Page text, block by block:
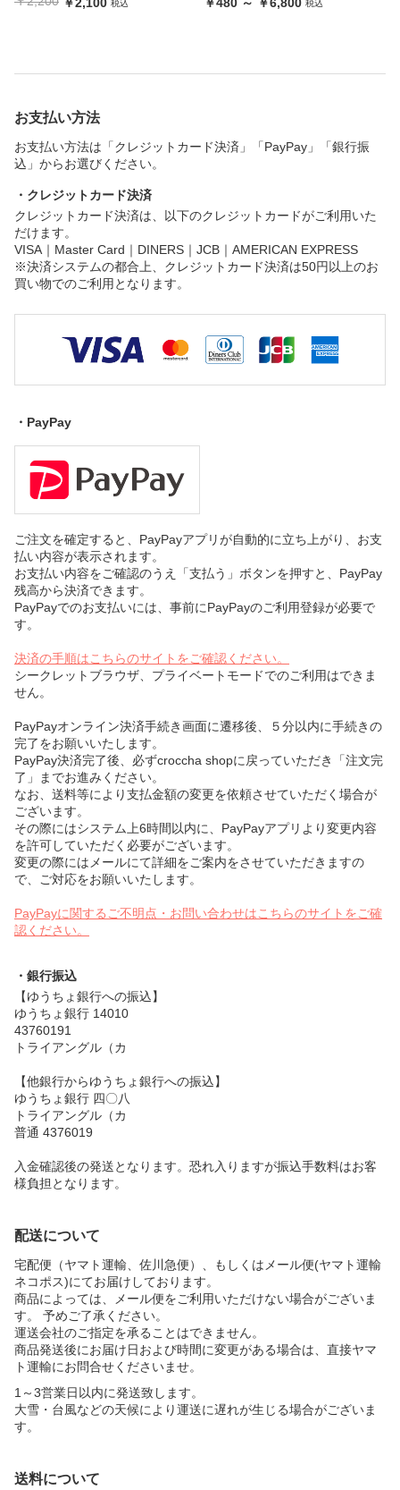
税込 税込
お支払い方法
お支払い方法は「クレジットカード決済」「PayPay」「銀行振
込」からお選びください。
・クレジットカード決済
クレジットカード決済は、以下のクレジットカードがご利用いた
だけます。
VISA｜Master Card｜DINERS｜JCB｜AMERICAN EXPRESS
※決済システムの都合上、クレジットカード決済は50円以上のお
買い物でのご利用となります。
・PayPay
ご注文を確定すると、PayPayアプリが自動的に立ち上がり、お支
払い内容が表示されます。
お支払い内容をご確認のうえ「支払う」ボタンを押すと、PayPay
残高から決済できます。
PayPayでのお支払いには、事前にPayPayのご利用登録が必要で
す。
決済の手順はこちらのサイトをご確認ください。
シークレットブラウザ、プライベートモードでのご利用はできま
せん。
PayPayオンライン決済手続き画面に遷移後、５分以内に手続きの
完了をお願いいたします。
PayPay決済完了後、必ずcroccha shopに戻っていただき「注文完
了」までお進みください。
なお、送料等により支払金額の変更を依頼させていただく場合が
ございます。
その際にはシステム上6時間以内に、PayPayアプリより変更内容
を許可していただく必要がございます。
変更の際にはメールにて詳細をご案内をさせていただきますの
で、ご対応をお願いいたします。
PayPayに関するご不明点・お問い合わせはこちらのサイトをご確
認ください。
・銀行振込
【ゆうちょ銀行への振込】
ゆうちょ銀行 14010
43760191
トライアングル（カ
【他銀行からゆうちょ銀行への振込】
ゆうちょ銀行 四〇八
トライアングル（カ
普通 4376019
入金確認後の発送となります。恐れ入りますが振込手数料はお客
様負担となります。
配送について
宅配便（ヤマト運輸、佐川急便）、もしくはメール便(ヤマト運輸
ネコポス)にてお届けしております。
商品によっては、メール便をご利用いただけない場合がございま
す。 予めご了承ください。
運送会社のご指定を承ることはできません。
商品発送後にお届け日および時間に変更がある場合は、直接ヤマ
ト運輸にお問合せくださいませ。
1～3営業日以内に発送致します。
大雪・台風などの天候により運送に遅れが生じる場合がございま
す。
送料について